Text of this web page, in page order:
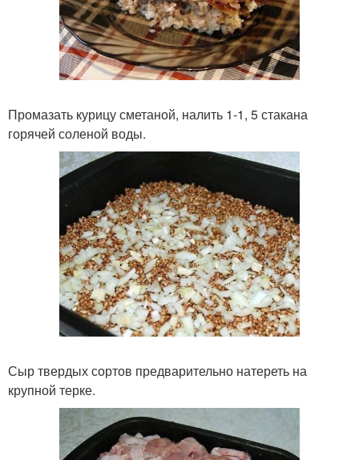
Промазать курицу сметаной, налить 1-1, 5 стакана
горячей соленой воды.
Сыр твердых сортов предварительно натереть на
крупной терке.